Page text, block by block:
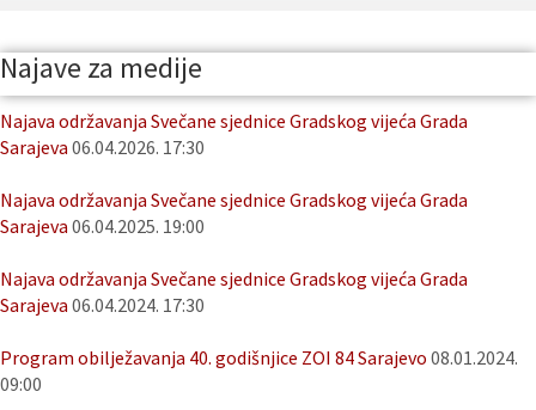
Najave za medije
Najava održavanja Svečane sjednice Gradskog vijeća Grada
Sarajeva 06.04.2026. 17:30
Najava održavanja Svečane sjednice Gradskog vijeća Grada
Sarajeva 06.04.2025. 19:00
Najava održavanja Svečane sjednice Gradskog vijeća Grada
Sarajeva 06.04.2024. 17:30
Program obilježavanja 40. godišnjice ZOI 84 Sarajevo 08.01.2024.
09:00